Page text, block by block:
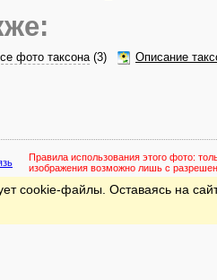
фото таксона(3)
Описание
Правила использования этого фото:
изображения возможно лишь с
cookie-файлы. Оставаясь на